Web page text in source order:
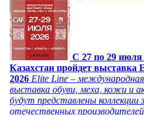
C 27 по 29
Казахстан пройдет выставка
2026 Elite Line – международная
выставка обуви, меха, кожи и
будут представлены коллекции
отечественных